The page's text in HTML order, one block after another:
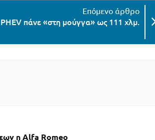
πάνε «στη μούγγα» ως 111 χλμ.
η Alfa Romeo